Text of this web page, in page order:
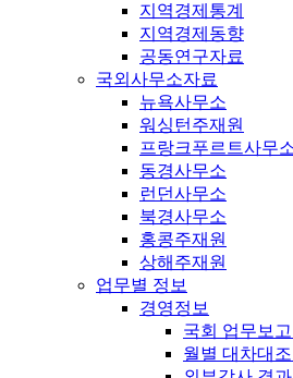
지역경제통계
지역경제동향
공동연구자료
국외사무소자료
뉴욕사무소
워싱턴주재원
프랑크푸르트사무
동경사무소
런던사무소
북경사무소
홍콩주재원
상해주재원
업무별 정보
경영정보
국회 업무보
월별 대차대